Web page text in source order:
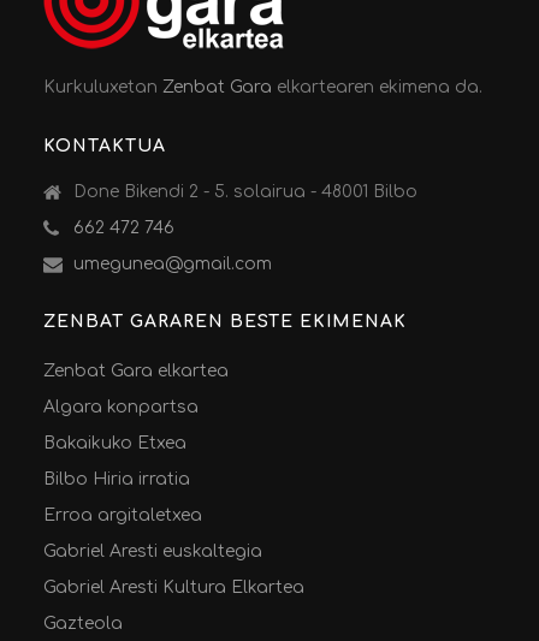
Kurkuluxetan Zenbat Gara elkartearen ekimena da.
KONTAKTUA
Done Bikendi 2 - 5. solairua - 48001 Bilbo
662 472 746
umegunea@gmail.com
ZENBAT GARAREN BESTE EKIMENAK
Zenbat Gara elkartea
Algara konpartsa
Bakaikuko Etxea
Bilbo Hiria irratia
Erroa argitaletxea
Gabriel Aresti euskaltegia
Gabriel Aresti Kultura Elkartea
Gazteola